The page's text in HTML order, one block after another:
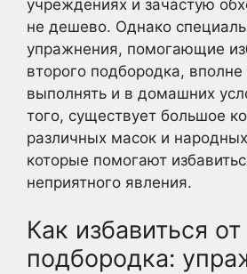
учреждениях и зачастую
не дешево. Однако
упражнения, помогающие
второго подбородка,
выполнять и в домашних
того, существует большое
различных масок и
которые помогают
неприятного явления.
Как избавиться
подбородка: